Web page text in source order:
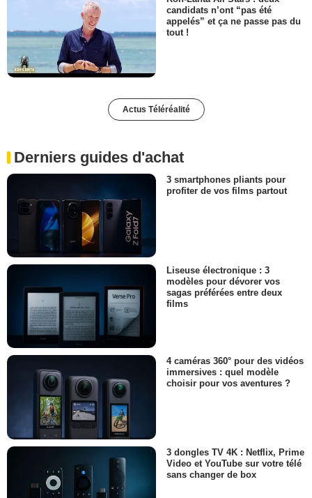
candidats n’ont “pas été
appelés” et ça ne passe pas du
tout !
Actus Téléréalité
Derniers guides d'achat
3 smartphones pliants pour
profiter de vos films partout
Liseuse électronique : 3
modèles pour dévorer vos
sagas préférées entre deux
films
4 caméras 360° pour des vidéos
immersives : quel modèle
choisir pour vos aventures ?
3 dongles TV 4K : Netflix, Prime
Video et YouTube sur votre télé
sans changer de box